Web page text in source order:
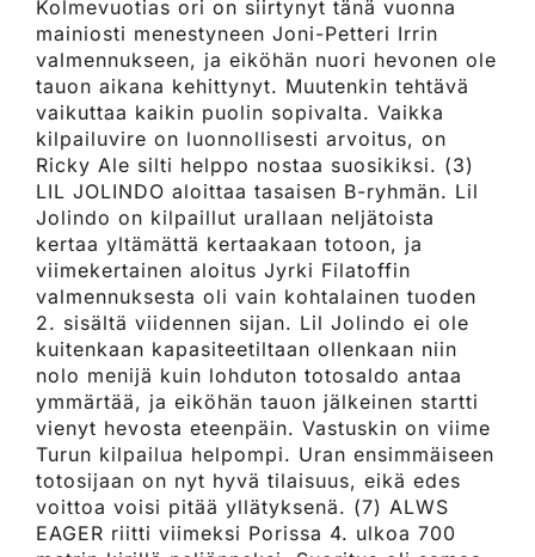
Kolmevuotias ori on siirtynyt tänä vuonna
mainiosti menestyneen Joni-Petteri Irrin
valmennukseen, ja eiköhän nuori hevonen ole
tauon aikana kehittynyt. Muutenkin tehtävä
vaikuttaa kaikin puolin sopivalta. Vaikka
kilpailuvire on luonnollisesti arvoitus, on
Ricky Ale silti helppo nostaa suosikiksi. (3)
LIL JOLINDO aloittaa tasaisen B-ryhmän. Lil
Jolindo on kilpaillut urallaan neljätoista
kertaa yltämättä kertaakaan totoon, ja
viimekertainen aloitus Jyrki Filatoffin
valmennuksesta oli vain kohtalainen tuoden
2. sisältä viidennen sijan. Lil Jolindo ei ole
kuitenkaan kapasiteetiltaan ollenkaan niin
nolo menijä kuin lohduton totosaldo antaa
ymmärtää, ja eiköhän tauon jälkeinen startti
vienyt hevosta eteenpäin. Vastuskin on viime
Turun kilpailua helpompi. Uran ensimmäiseen
totosijaan on nyt hyvä tilaisuus, eikä edes
voittoa voisi pitää yllätyksenä. (7) ALWS
EAGER riitti viimeksi Porissa 4. ulkoa 700